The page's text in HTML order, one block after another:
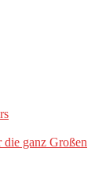
ganz Großen